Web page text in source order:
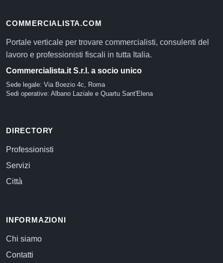
COMMERCIALISTA.COM
Portale verticale per trovare commercialisti, consulenti del
lavoro e professionisti fiscali in tutta Italia.
Commercialista.it S.r.l. a socio unico
Sede legale: Via Boezio 4c, Roma
Sedi operative: Albano Laziale e Quartu Sant'Elena
DIRECTORY
Professionisti
Servizi
Città
INFORMAZIONI
Chi siamo
Contatti